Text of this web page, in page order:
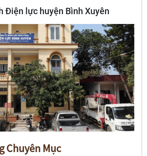
Điện lực huyện Bình Xuyên
Chuyên Mục